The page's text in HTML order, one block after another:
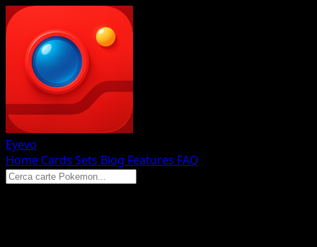
Eyevo
Home Cards Sets Blog Features FAQ